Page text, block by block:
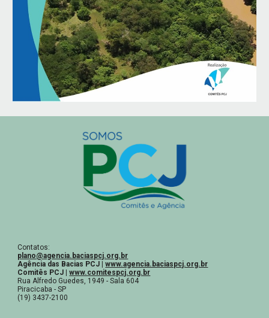
Contatos:
plano@agencia.baciaspcj.org.br
Agência das Bacias PCJ |www.agencia.baciaspcj.org.br
Comitês PCJ |www.comitespcj.org.br
Rua Alfredo Guedes, 1949 - Sala 604
Piracicaba - SP
(19) 3437-2100